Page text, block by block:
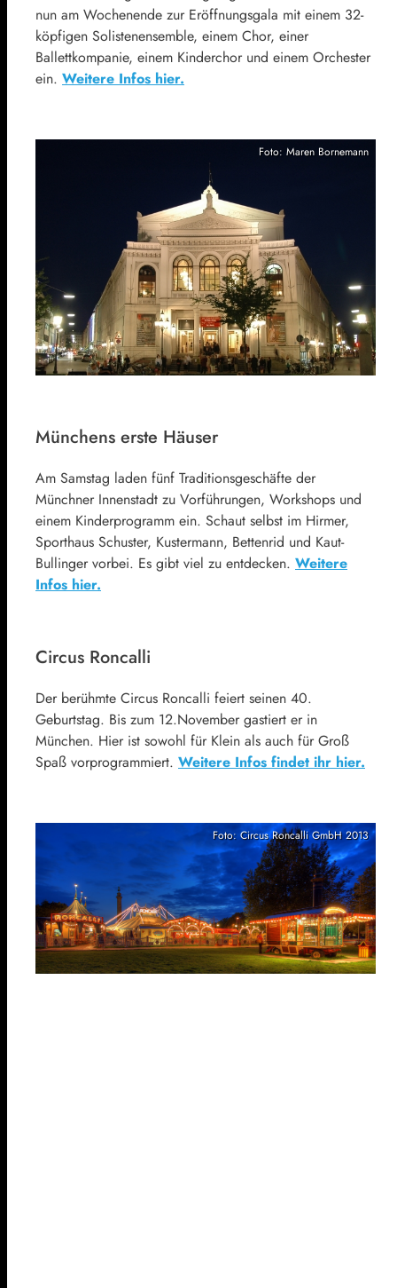
nun am Wochenende zur Eröffnungsgala mit einem 32-
köpfigen Solistenensemble, einem Chor, einer
Ballettkompanie, einem Kinderchor und einem Orchester
ein. Weitere Infos hier.
Foto: Maren Bornemann
Münchens erste Häuser
Am Samstag laden fünf Traditionsgeschäfte der
Münchner Innenstadt zu Vorführungen, Workshops und
einem Kinderprogramm ein. Schaut selbst im Hirmer,
Sporthaus Schuster, Kustermann, Bettenrid und Kaut-
Bullinger vorbei. Es gibt viel zu entdecken. Weitere
Infos hier.
Circus Roncalli
Der berühmte Circus Roncalli feiert seinen 40.
Geburtstag. Bis zum 12.November gastiert er in
München. Hier ist sowohl für Klein als auch für Groß
Spaß vorprogrammiert. Weitere Infos findet ihr hier.
Foto: Circus Roncalli GmbH 2013